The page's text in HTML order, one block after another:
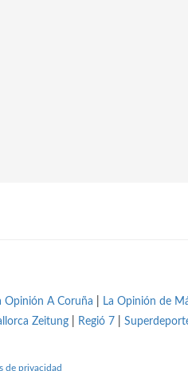
Opinión A Coruña La Opinión de
Zeitung Regió 7
de privacidad